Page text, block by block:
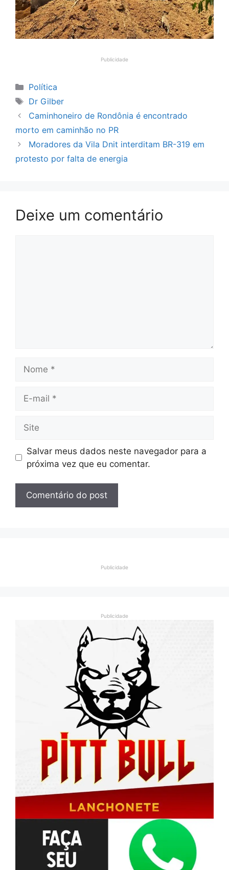
Publicidade
Categorias
Política
Tags
Dr Gilber
Caminhoneiro de Rondônia é encontrado
morto em caminhão no PR
Moradores da Vila Dnit interditam BR-319 em
protesto por falta de energia
Deixe um comentário
mail
Salvar meus dados neste navegador para a
próxima vez que eu comentar.
Publicidade
Publicidade